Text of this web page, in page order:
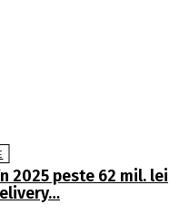
2025 peste 62 mil. lei